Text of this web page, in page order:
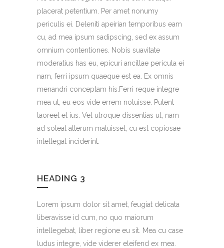
placerat petentium. Per amet nonumy
periculis ei. Deleniti apeirian temporibus eam
cu, ad mea ipsum sadipscing, sed ex assum
omnium contentiones. Nobis suavitate
moderatius has eu, epicuri ancillae pericula ei
nam, ferri ipsum quaeque est ea. Ex omnis
menandri conceptam his.Ferri reque integre
mea ut, eu eos vide errem noluisse. Putent
laoreet et ius. Vel utroque dissentias ut, nam
ad soleat alterum maluisset, cu est copiosae
intellegat inciderint.
HEADING 3
Lorem ipsum dolor sit amet, feugiat delicata
liberavisse id cum, no quo maiorum
intellegebat, liber regione eu sit. Mea cu case
ludus integre, vide viderer eleifend ex mea.